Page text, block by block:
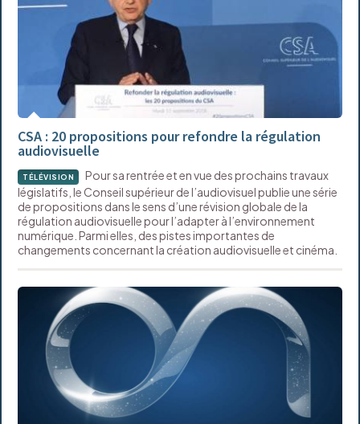
CSA : 20 propositions pour refondre la régulation
audiovisuelle
TÉLÉVISION
Pour sa rentrée et en vue des prochains travaux
législatifs, le Conseil supérieur de l’audiovisuel publie une série
de propositions dans le sens d’une révision globale de la
régulation audiovisuelle pour l’adapter à l’environnement
numérique. Parmi elles, des pistes importantes de
changements concernant la création audiovisuelle et cinéma.